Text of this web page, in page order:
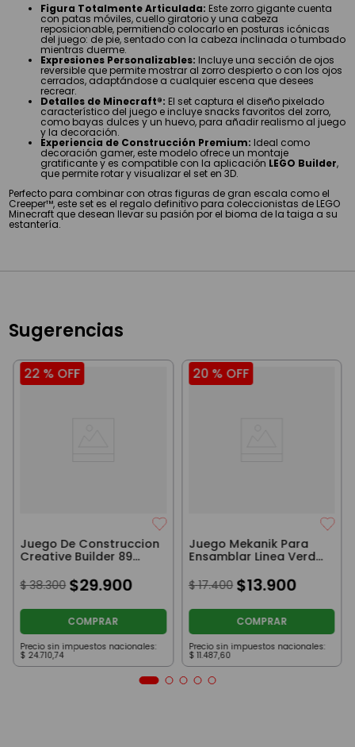
Figura Totalmente Articulada: Este zorro gigante cuenta
con patas móviles, cuello giratorio y una cabeza
reposicionable, permitiendo colocarlo en posturas icónicas
del juego: de pie, sentado con la cabeza inclinada o tumbado
mientras duerme.
Expresiones Personalizables: Incluye una sección de ojos
reversible que permite mostrar al zorro despierto o con los ojos
cerrados, adaptándose a cualquier escena que desees
recrear.
Detalles de Minecraft®: El set captura el diseño pixelado
característico del juego e incluye snacks favoritos del zorro,
como bayas dulces y un huevo, para añadir realismo al juego
y la decoración.
Experiencia de Construcción Premium: Ideal como
decoración gamer, este modelo ofrece un montaje
gratificante y es compatible con la aplicación LEGO Builder,
que permite rotar y visualizar el set en 3D.
Perfecto para combinar con otras figuras de gran escala como el
Creeper™, este set es el regalo definitivo para coleccionistas de LEGO
Minecraft que desean llevar su pasión por el bioma de la taiga a su
estantería.
Sugerencias
22 % OFF
Juego De Construccion
Creative Builder 89
$ 38.300 $29.900
COMPRAR
Precio sin impuestos nacionales:
$ 24.710,74
20 % OFF
Juego Mekanik Para
Ensamblar Linea Verde
$ 17.400 $13.900
COMPRAR
Precio sin impuestos nacionales:
$ 11.487,60